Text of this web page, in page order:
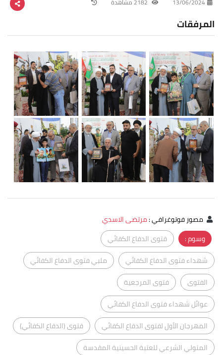
13/06/2024
المرفقات
مصور فوتوغرافي:مرتضى الاسدي
وسوم :
فتوى الدفاع الكفائي
شهداء فتوى الدفاع الكفائي
ملبي فتوى الدفاع الكفائي
الفتوى
فتوى المرجعية
عوائل شهداء فتوى الدفاع الكفائي
المهرجان الأول لفتوى الدفاع الكفائي
فتوى (الدفاع الكفائي)
المتولي الشرعي للعتبة الحسينية المقدسة